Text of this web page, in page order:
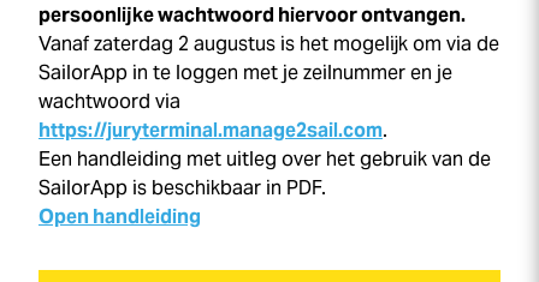
persoonlijke wachtwoord hiervoor ontvangen.
Vanaf zaterdag 2 augustus is het mogelijk om via de
SailorApp in te loggen met je zeilnummer en je
wachtwoord via
https://juryterminal.manage2sail.com.
Een handleiding met uitleg over het gebruik van de
SailorApp is beschikbaar in PDF.
Open handleiding